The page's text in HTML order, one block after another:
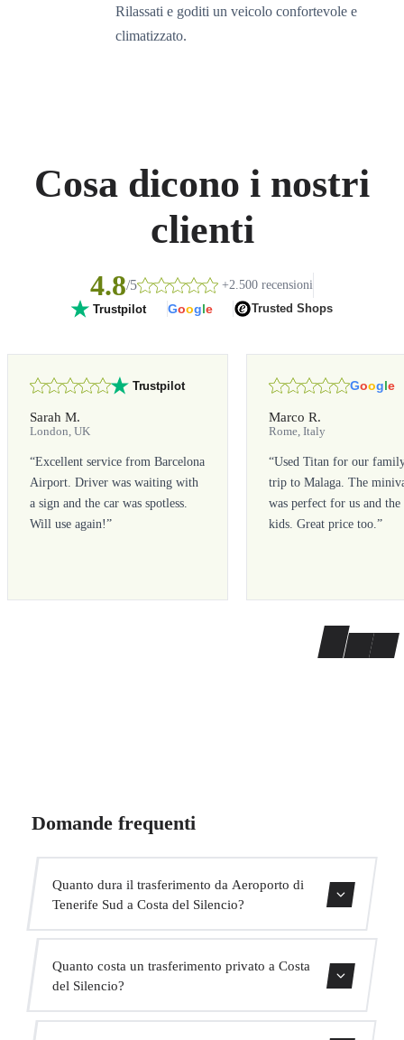
Rilassati e goditi un veicolo confortevole e
climatizzato.
Cosa dicono i nostri
clienti
4.8/5 +2.500 recensioni
Trustpilot Google Trusted Shops
Trustpilot
Sarah M.
London, UK
“Excellent service from Barcelona
Airport. Driver was waiting with
a sign and the car was spotless.
Will use again!”
Google
Marco R.
Rome, Italy
“Used Titan for our
trip to Malaga. The
was perfect for us and the
kids. Great price too.”
Domande frequenti
Quanto dura il trasferimento da Aeroporto di
Tenerife Sud a Costa del Silencio?
Quanto costa un trasferimento privato a Costa
del Silencio?